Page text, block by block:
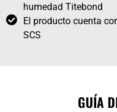
humedad Titebond
El producto cuenta
SCS
GUÍA